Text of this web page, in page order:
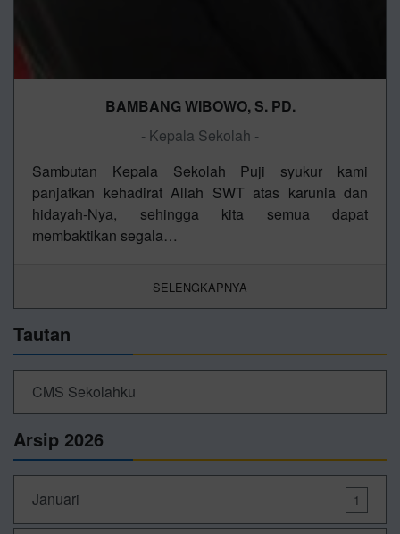
BAMBANG WIBOWO, S. PD.
- Kepala Sekolah -
Sambutan Kepala Sekolah Puji syukur kami
panjatkan kehadirat Allah SWT atas karunia dan
hidayah-Nya, sehingga kita semua dapat
membaktikan segala…
SELENGKAPNYA
Tautan
CMS Sekolahku
Arsip 2026
Januari 1